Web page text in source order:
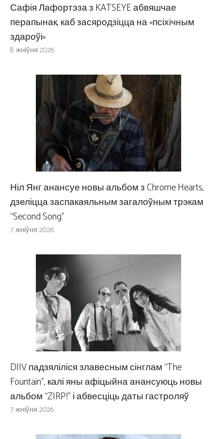
Сафія Лафортэза з KATSEYE абвяшчае
перапынак, каб засяродзіцца на «псіхічным
здароўі»
8 жніўня 2026
Ніл Янг анансуе новы альбом з Chrome Hearts,
дзеліцца заспакаяльным загалоўным трэкам
“Second Song”
7 жніўня 2026
DIIV падзяліліся злавесным сінглам “The
Fountain”, калі яны афіцыйна анансуюць новы
альбом “ZIRP!” і абвесціць даты гастроляў
7 жніўня 2026